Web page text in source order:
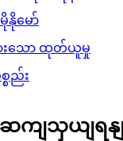
မော်
သော ထုတ်ယူမှု
စည်း
ကျသှယျရန